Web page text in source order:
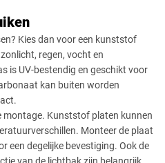
Kies dan voor een kunststof
regen, vocht en
is UV-bestendig en geschikt voor
kan buiten worden
montage. Kunststof platen kunnen
Monteer de plaat
een degelijke bevestiging. Ook de